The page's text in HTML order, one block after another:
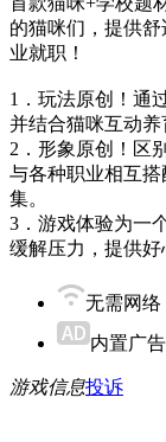
的猫咪们，提供
业就职！
1．玩法原创！通
并结合猫咪互动养
2．形象原创！区
与各种职业相互
集。
3．游戏体验为一
缓解压力，提供好
无需网络
内置广告
游戏信息投诉